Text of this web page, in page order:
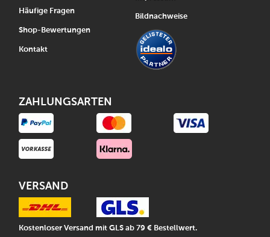
Häufige Fragen
Shop-Bewertungen
Kontakt
Bildnachweise
ZAHLUNGSARTEN
VERSAND
Kostenloser Versand mit GLS ab 79 € Bestellwert.